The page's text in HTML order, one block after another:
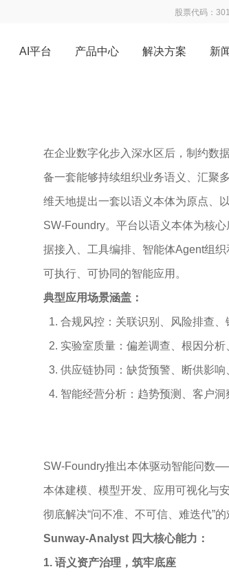
股票代码：
AI平台 产品中心 解决方案 新
能平台
在企业数字化步入深水区后，制约数
备一套能够持续组织业务语义、汇聚
维天地提出一套以语义本体为原点、
SW-Foundry。平台以语义本体为核
据接入、工具编排、智能体Agent组
可执行、可协同的智能应用。
典型应用场景涵盖：
1. 合规风控：关联识别、风险排查、
2. 实验室质量：偏差调查、根因分析
3. 供应链协同：缺货预警、断供影响
4. 智能经营分析：趋势预测、客户洞
SW-Foundry推出本体驱动智能问数
本体建模、模型开发、应用可视化与
彻底解决“问不准、不可信、难迭代”的
Sunway-Analyst 四大核心能力：
1. 语义资产治理，筑牢底座